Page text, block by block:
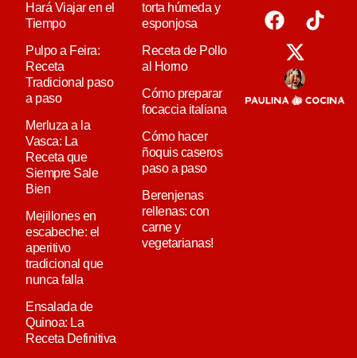
Hará Viajar en el
Tiempo
Pulpo a Feira:
Receta
Tradicional paso
a paso
Merluza a la
Vasca: La
Receta que
Siempre Sale
Bien
Mejillones en
escabeche: el
aperitivo
tradicional que
nunca falla
Ensalada de
Quinoa: La
Receta Definitiva
torta húmeda y
esponjosa
Receta de Pollo
al Horno
Cómo preparar
focaccia italiana
Cómo hacer
ñoquis caseros
paso a paso
Berenjenas
rellenas: con
carne y
vegetarianas!